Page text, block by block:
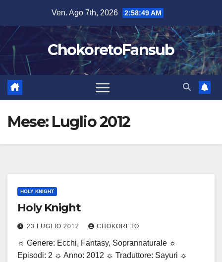
contenuto
Ven. Ago 7th, 2026 2:58:50 AM
ChokoretoFansub
Mese: Luglio 2012
HOLY KNIGHT
Holy Knight
23 LUGLIO 2012 CHOKORETO
☼ Genere: Ecchi, Fantasy, Soprannaturale ☼
Episodi: 2 ☼ Anno: 2012 ☼ Traduttore: Sayuri ☼